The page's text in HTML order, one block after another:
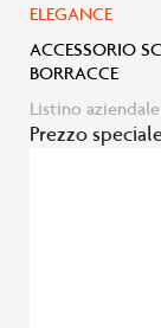
ELEGANCE
ACCESSORIO
BORRACCE
Listino aziendale
Prezzo